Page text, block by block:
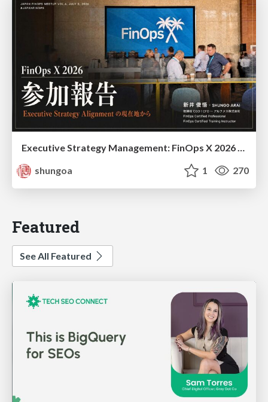
Executive Strategy Management: FinOps X 2026 recap at Japan FinOps Meetup #6
shungoa
1 270
Featured
See All Featured